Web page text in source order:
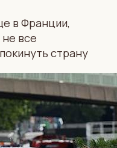
в Франции,
все
страну